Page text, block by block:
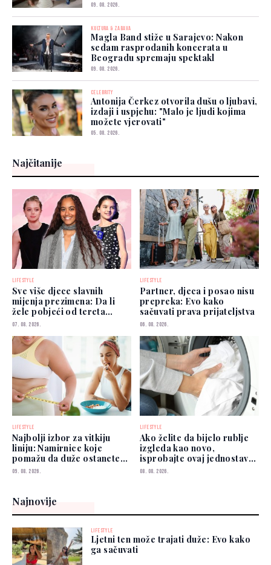
09. 08. 2026.
KULTURA & ZABAVA
Magla Band stiže u Sarajevo: Nakon
sedam rasprodanih koncerata u
Beogradu spremaju spektakl
09. 08. 2026.
CELEBRITY
Antonija Čerkez otvorila dušu o ljubavi,
izdaji i uspjehu: "Malo je ljudi kojima
možete vjerovati"
05. 08. 2026.
Najčitanije
LIFESTYLE
Sve više djece slavnih
mijenja prezimena: Da li
žele pobjeći od tereta
poznatih roditelja?
07. 08. 2026.
LIFESTYLE
Partner, djeca i posao nisu
prepreka: Evo kako
sačuvati prava prijateljstva
06. 08. 2026.
LIFESTYLE
Najbolji izbor za vitkiju
liniju: Namirnice koje
pomažu da duže ostanete
siti
09. 08. 2026.
LIFESTYLE
Ako želite da bijelo rublje
izgleda kao novo,
isprobajte ovaj jednostavan
savjet
08. 08. 2026.
Najnovije
LIFESTYLE
Ljetni ten može trajati duže: Evo kako
ga sačuvati